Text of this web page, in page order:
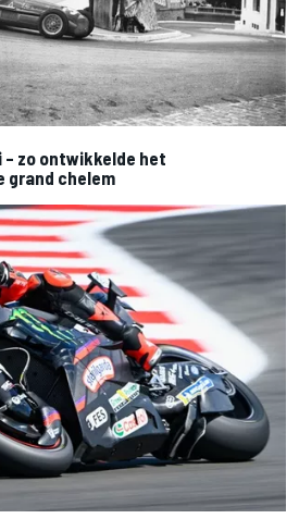
– zo ontwikkelde het
grand chelem